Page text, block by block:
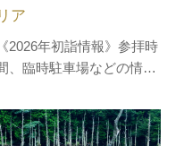
《2026年初詣情報》参拝時
、臨時駐車場などの情報
、わずか8歳という幼さ
入水された安徳天皇を祀
リア